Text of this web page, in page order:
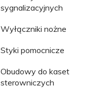
sygnalizacyjnych
Wyłączniki nożne
Styki pomocnicze
Obudowy do kaset
sterowniczych